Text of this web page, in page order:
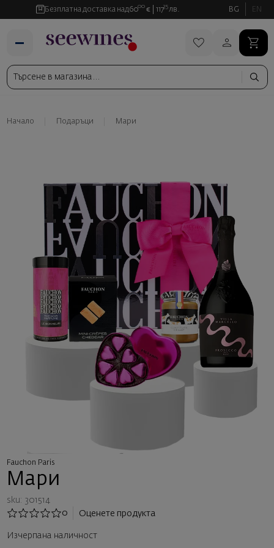
Безплатна доставка над6000 € 11735 лв. BG EN
Начало Подаръци Мари
Fauchon Paris
Мари
sku: 301514
0
Оценете продукта
Изчерпана наличност